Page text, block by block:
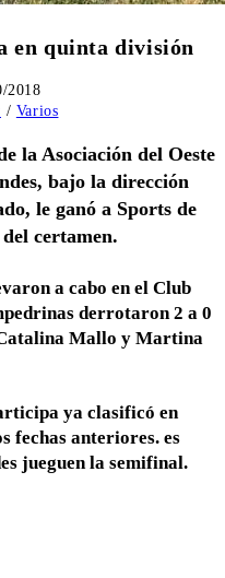
en quinta división
2018
/ Varios
la Asociación del Oeste
bajo la dirección
le ganó a Sports de
certamen.
a cabo en el Club
derrotaron 2 a 0
Mallo y Martina
ya clasificó en
fechas anteriores. es
jueguen la semifinal.